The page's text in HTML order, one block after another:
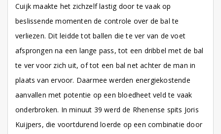
Cuijk maakte het zichzelf lastig door te vaak op
beslissende momenten de controle over de bal te
verliezen. Dit leidde tot ballen die te ver van de voet
afsprongen na een lange pass, tot een dribbel met de bal
te ver voor zich uit, of tot een bal net achter de man in
plaats van ervoor. Daarmee werden energiekostende
aanvallen met potentie op een bloedheet veld te vaak
onderbroken. In minuut 39 werd de Rhenense spits Joris
Kuijpers, die voortdurend loerde op een combinatie door